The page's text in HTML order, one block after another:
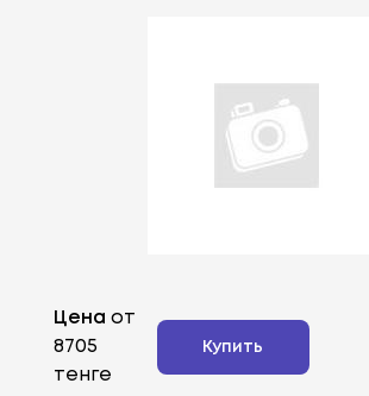
Цена от
8705
тенге
Купить